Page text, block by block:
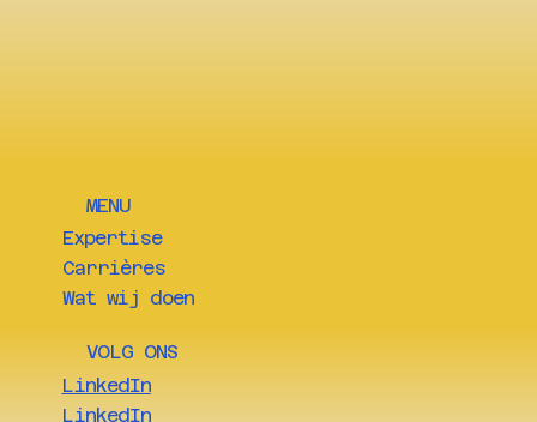
VOLG ONS
LinkedIn
LinkedIn
MENU
Expertise
Carrières
Wat wij doen